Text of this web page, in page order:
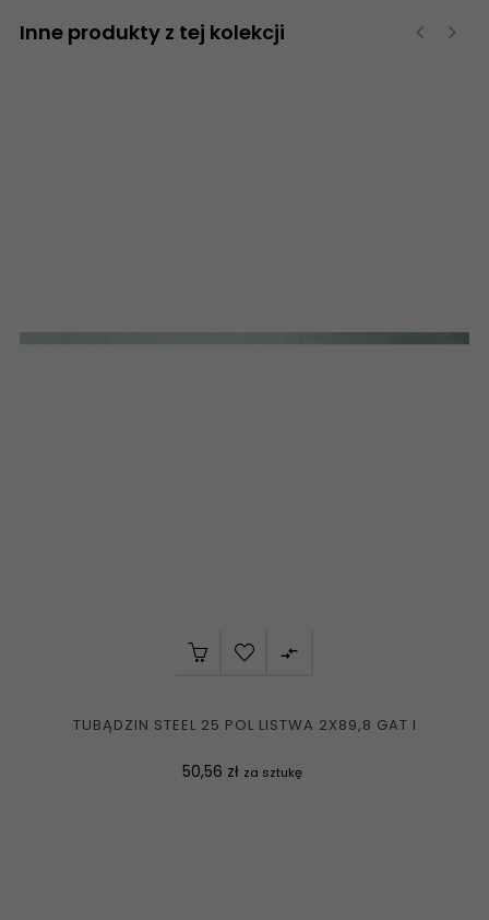
Inne produkty z tej kolekcji

TUBĄDZIN STEEL 25 POL LISTWA 2X89,8 GAT I
Cena
50,56 zł za sztukę